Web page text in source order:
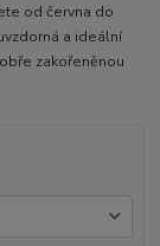
od června do
a ideální
zakořeněnou